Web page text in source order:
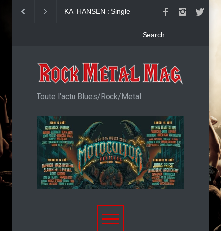
: Single
Girish and The Chronicles :
Accept : Single
imaginé
Toute l'actu Blues/Rock/Metal